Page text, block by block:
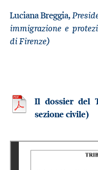
Luciana Breggia,
immigrazione e
di Firenze)
Il dossier del
sezione civile)